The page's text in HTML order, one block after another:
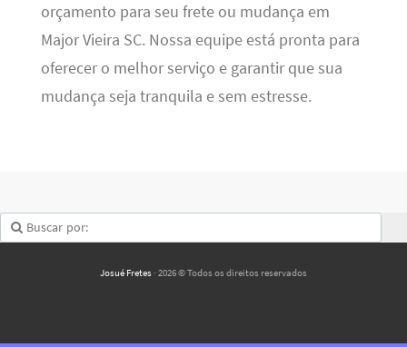
orçamento para seu frete ou mudança em
Major Vieira SC. Nossa equipe está pronta para
oferecer o melhor serviço e garantir que sua
mudança seja tranquila e sem estresse.
Josué Fretes · 2026 © Todos os direitos reservados